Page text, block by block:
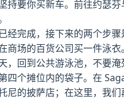
持要你买新车。前往约瑟
经完成，接下来的两个步骤
商场的百货公司买一件泳
，回到公共游泳池，不要淹
四个摊位内的袋子。在
尼的披萨店；在这里，我们